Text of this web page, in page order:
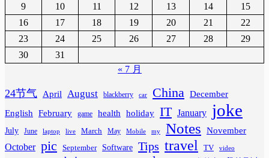
9
10 11 12 13 14
15
16
17 18 19 20 21
22
23
24 25 26 27 28
29
30
31
« 7 月
24节气 April August blackberry car China December
English
February game health holiday IT January joke
July June laptop live March May Mobile my Notes November
October pic September Software Tips travel TV video